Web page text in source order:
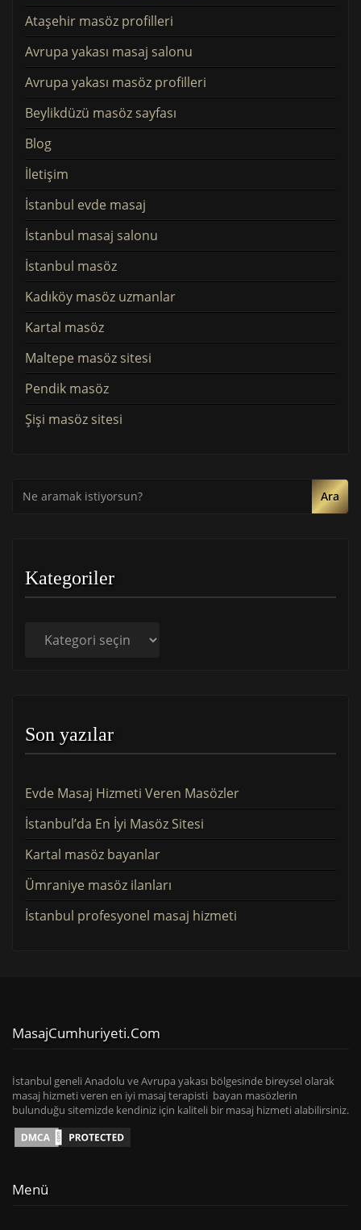
Ataşehir masöz profilleri
Avrupa yakası masaj salonu
Avrupa yakası masöz profilleri
Beylikdüzü masöz sayfası
Blog
İletişim
İstanbul evde masaj
İstanbul masaj salonu
İstanbul masöz
Kadıköy masöz uzmanlar
Kartal masöz
Maltepe masöz sitesi
Pendik masöz
Şişi masöz sitesi
Ara
Kategoriler
Son yazılar
Evde Masaj Hizmeti Veren Masözler
İstanbul’da En İyi Masöz Sitesi
Kartal masöz bayanlar
Ümraniye masöz ilanları
İstanbul profesyonel masaj hizmeti
MasajCumhuriyeti.com
İstanbul geneli Anadolu ve Avrupa yakası bölgesinde bireysel olarak
masaj hizmeti veren en iyi masaj terapisti bayan masözlerin
bulunduğu sitemizde kendiniz için kaliteli bir masaj hizmeti alabilirsiniz.
Menü